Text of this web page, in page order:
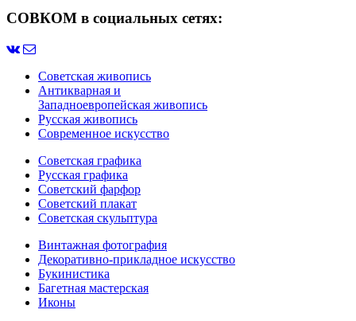
СОВКОМ в социальных сетях:
Советская живопись
Антикварная и
Западноевропейская живопись
Русская живопись
Современное искусство
Советская графика
Русская графика
Советский фарфор
Советский плакат
Советская скульптура
Винтажная фотография
Декоративно-прикладное искусство
Букинистика
Багетная мастерская
Иконы